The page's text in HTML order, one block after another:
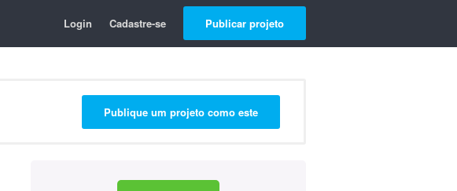
Login Cadastre-se Publicar projeto
Publique um projeto como este